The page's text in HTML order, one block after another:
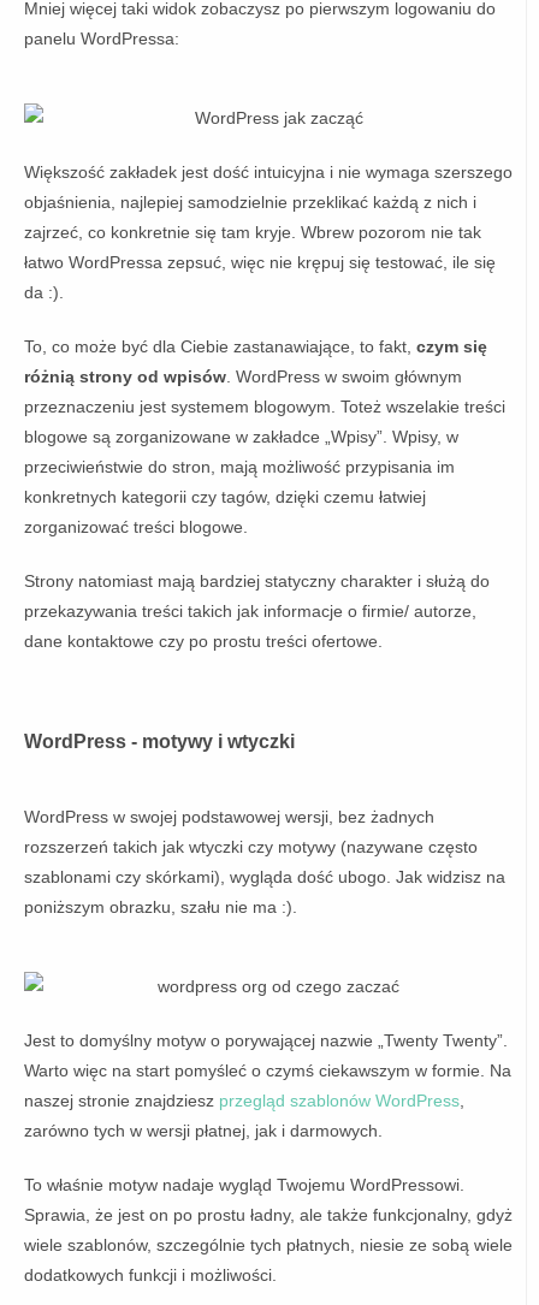
Mniej więcej taki widok zobaczysz po pierwszym logowaniu do
panelu WordPressa:
Większość zakładek jest dość intuicyjna i nie wymaga szerszego
objaśnienia, najlepiej samodzielnie przeklikać każdą z nich i
zajrzeć, co konkretnie się tam kryje. Wbrew pozorom nie tak
łatwo WordPressa zepsuć, więc nie krępuj się testować, ile się
da :).
To, co może być dla Ciebie zastanawiające, to fakt, czym się
różnią strony od wpisów . WordPress w swoim głównym
przeznaczeniu jest systemem blogowym. Toteż wszelakie treści
blogowe są zorganizowane w zakładce „Wpisy”. Wpisy, w
przeciwieństwie do stron, mają możliwość przypisania im
konkretnych kategorii czy tagów, dzięki czemu łatwiej
zorganizować treści blogowe.
Strony natomiast mają bardziej statyczny charakter i służą do
przekazywania treści takich jak informacje o firmie/ autorze,
dane kontaktowe czy po prostu treści ofertowe.
WordPress - motywy i wtyczki
WordPress w swojej podstawowej wersji, bez żadnych
rozszerzeń takich jak wtyczki czy motywy (nazywane często
szablonami czy skórkami), wygląda dość ubogo. Jak widzisz na
poniższym obrazku, szału nie ma :).
Jest to domyślny motyw o porywającej nazwie „Twenty Twenty”.
Warto więc na start pomyśleć o czymś ciekawszym w formie. Na
naszej stronie znajdziesz przegląd szablonów WordPress,
zarówno tych w wersji płatnej, jak i darmowych.
To właśnie motyw nadaje wygląd Twojemu WordPressowi.
Sprawia, że jest on po prostu ładny, ale także funkcjonalny, gdyż
wiele szablonów, szczególnie tych płatnych, niesie ze sobą wiele
dodatkowych funkcji i możliwości.